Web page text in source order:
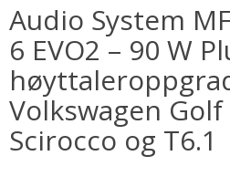
Audio System
6 EVO2 – 90 W
Volkswagen Golf
Scirocco og T6.1